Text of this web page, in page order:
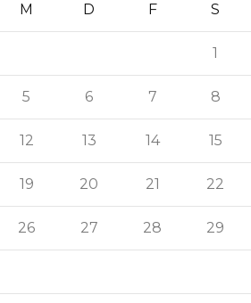
M D F S
1
5 6 7 8
12 13 14 15
19 20 21 22
26 27 28 29